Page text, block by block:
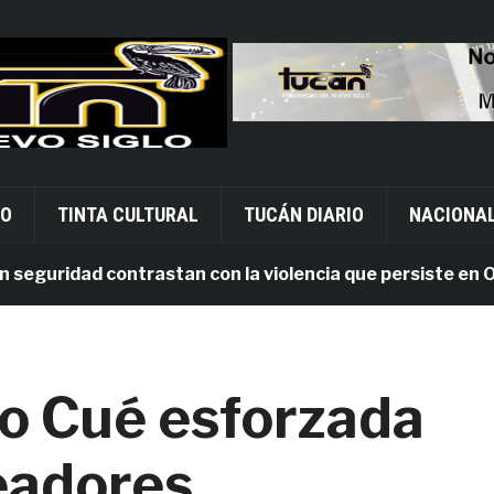
TINTA CULTURAL TUCÁN DIARIO
contrastan con la violencia que persiste en
Cué esforzada